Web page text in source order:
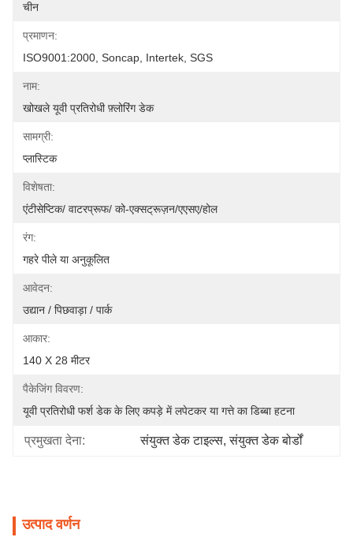
चीन
प्रमाणन:
ISO9001:2000, Soncap, Intertek, SGS
नाम:
खोखले यूवी प्रतिरोधी फ़्लोरिंग डेक
सामग्री:
प्लास्टिक
विशेषता:
एंटीसेप्टिक/ वाटरप्रूफ/ को-एक्सट्रूज़न/एएसए/होल
रंग:
गहरे पीले या अनुकूलित
आवेदन:
उद्यान / पिछवाड़ा / पार्क
आकार:
140 X 28 मीटर
पैकेजिंग विवरण:
यूवी प्रतिरोधी फर्श डेक के लिए कपड़े में लपेटकर या गत्ते का डिब्बा हटना
प्रमुखता देना: संयुक्त डेक टाइल्स, संयुक्त डेक बोर्डों
उत्पाद वर्णन